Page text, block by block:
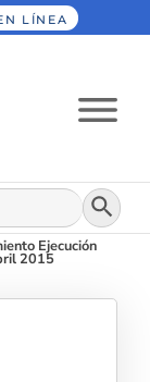
LÍNEA
Botón
Ejecución
2015